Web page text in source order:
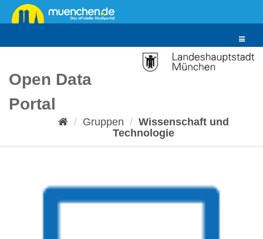
Überspringen
zum
Toggle
Open Data
Portal
Gruppen
Wissenschaft und
Technologie